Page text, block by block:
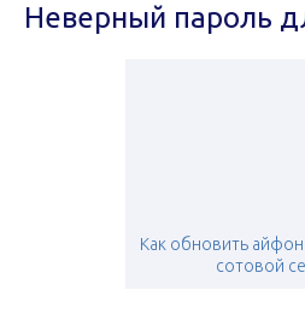
Неверный пароль
Как обновить айфон
сотовой